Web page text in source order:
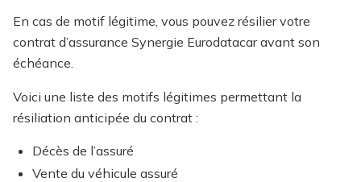
En cas de motif légitime, vous pouvez résilier votre
contrat d’assurance Synergie Eurodatacar avant son
échéance.
Voici une liste des motifs légitimes permettant la
résiliation anticipée du contrat :
Décès de l’assuré
Vente du véhicule assuré